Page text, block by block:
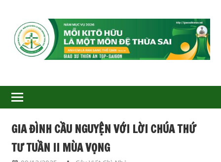
GIÁO
XỨ
THIÊN
ÂN-
TGP
GIA ĐÌNH CẦU NGUYỆN VỚI LỜI CHÚA THỨ
TƯ TUẦN II MÙA VỌNG